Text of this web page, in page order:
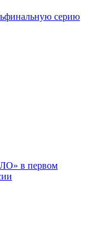
серию
ЛО» в первом